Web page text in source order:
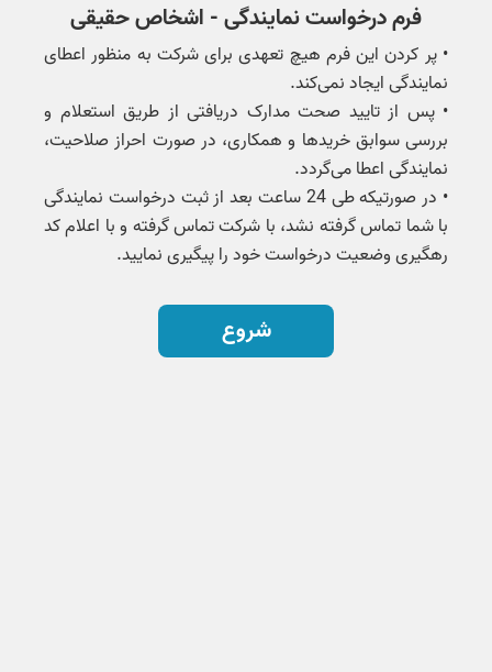
فرم درخواست نمایندگی - اشخاص حقیقی
• پر کردن این فرم هیچ تعهدی برای شرکت به منظور اعطای
نمایندگی ایجاد نمی‌کند.
• پس از تایید صحت مدارک دریافتی از طریق استعلام و
بررسی سوابق خریدها و همکاری، در صورت احراز صلاحیت،
نمایندگی اعطا می‌گردد.
• در صورتیکه طی 24 ساعت بعد از ثبت درخواست نمایندگی
با شما تماس گرفته نشد، با شرکت تماس گرفته و با اعلام کد
رهگیری وضعیت درخواست خود را پیگیری نمایید.
شروع